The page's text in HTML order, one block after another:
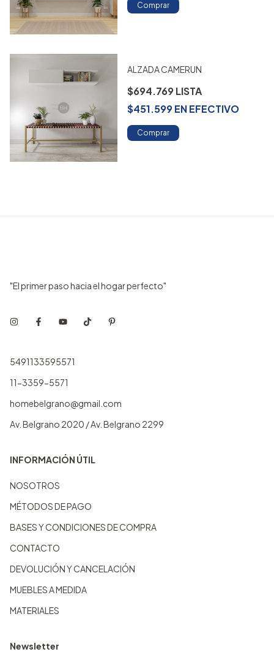
Comprar
ALZADA CAMERUN
$694.769
$451.599ENEFECTIVO
Comprar
"El primer paso hacia el hogar perfecto"
5491133595571
11-3359-5571
homebelgrano@gmail.com
Av. Belgrano 2020 / Av. Belgrano 2299
INFORMACIÓN ÚTIL
NOSOTROS
MÉTODOS DE PAGO
BASES Y CONDICIONES DE COMPRA
CONTACTO
DEVOLUCIÓN Y CANCELACIÓN
MUEBLES A MEDIDA
MATERIALES
Newsletter